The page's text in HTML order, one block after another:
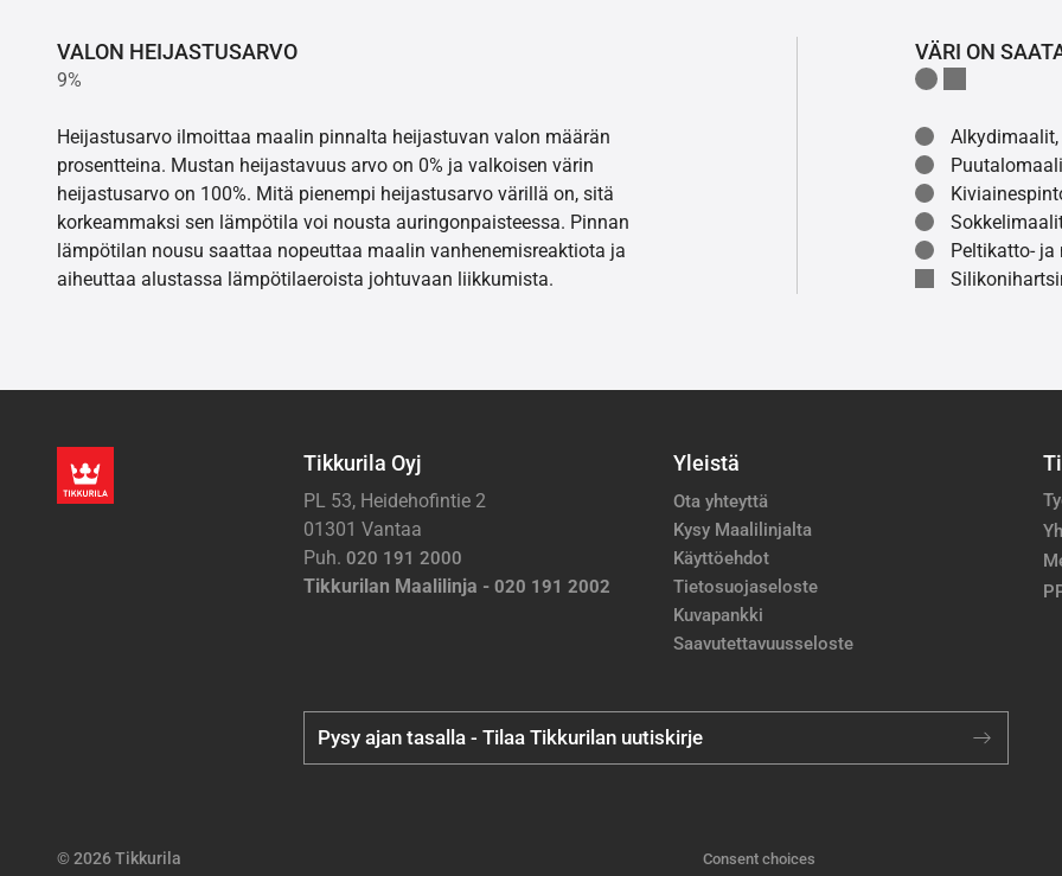
VALON HEIJASTUSARVO
9%
Heijastusarvo ilmoittaa maalin pinnalta heijastuvan valon määrän
prosentteina. Mustan heijastavuus arvo on 0% ja valkoisen värin
heijastusarvo on 100%. Mitä pienempi heijastusarvo värillä on, sitä
korkeammaksi sen lämpötila voi nousta auringonpaisteessa. Pinnan
lämpötilan nousu saattaa nopeuttaa maalin vanhenemisreaktiota ja
aiheuttaa alustassa lämpötilaeroista johtuvaan liikkumista.
VÄRI ON
Peltikatto-
Tikkurila Oyj
PL 53, Heidehofintie 2
01301 Vantaa
Puh. 020 191 2000
Tikkurilan Maalilinja - 020 191 2002
Yleistä
Ota yhteyttä
Kysy Maalilinjalta
Käyttöehdot
Tietosuojaseloste
Kuvapankki
Saavutettavuusseloste
Pysy ajan tasalla - Tilaa Tikkurilan uutiskirje
© 2026 Tikkurila Consent choices